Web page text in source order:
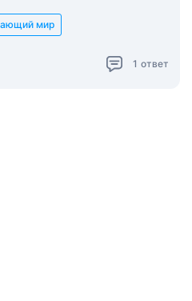
мир
1 ответ